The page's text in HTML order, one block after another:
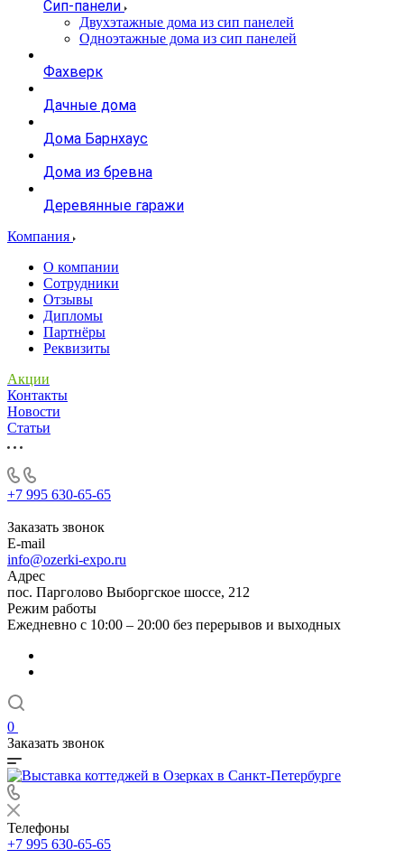
Сип-панели
Двухэтажные дома из сип панелей
Одноэтажные дома из сип панелей
Фахверк
Дачные дома
Дома Барнхаус
Дома из бревна
Деревянные гаражи
Компания
О компании
Сотрудники
Отзывы
Дипломы
Партнёры
Реквизиты
Акции
Контакты
Новости
Статьи
+7 995 630-65-65
Заказать звонок
E-mail
info@ozerki-expo.ru
Адрес
пос. Парголово Выборгское шоссе, 212
Режим работы
Ежедневно с 10:00 – 20:00 без перерывов и выходных
0
Заказать звонок
Телефоны
+7 995 630-65-65